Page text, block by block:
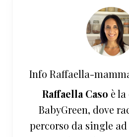
Info Raffaella-
Raffaella Caso è
BabyGreen, dove
percorso da single